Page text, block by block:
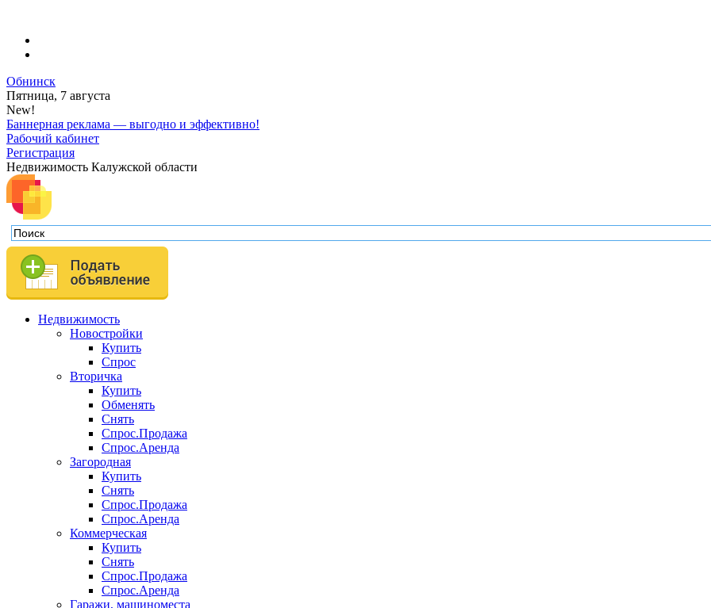
Обнинск
Пятница, 7 августа
New!
Баннерная реклама — выгодно и эффективно!
Рабочий кабинет
Регистрация
Недвижимость Калужской области
Недвижимость
Новостройки
Купить
Спрос
Вторичка
Купить
Обменять
Снять
Спрос.Продажа
Спрос.Аренда
Загородная
Купить
Снять
Спрос.Продажа
Спрос.Аренда
Коммерческая
Купить
Снять
Спрос.Продажа
Спрос.Аренда
Гаражи, машиноместа